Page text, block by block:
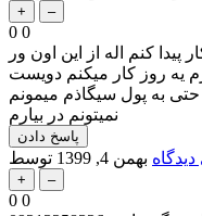
0 0
کنم اله از این اون ور
یه روز کار میکنم دویست
حتی به پول سیگاذم میمونم
نمیتونم در بیارم
دیدگاه بهمن 4, 1399
0 0